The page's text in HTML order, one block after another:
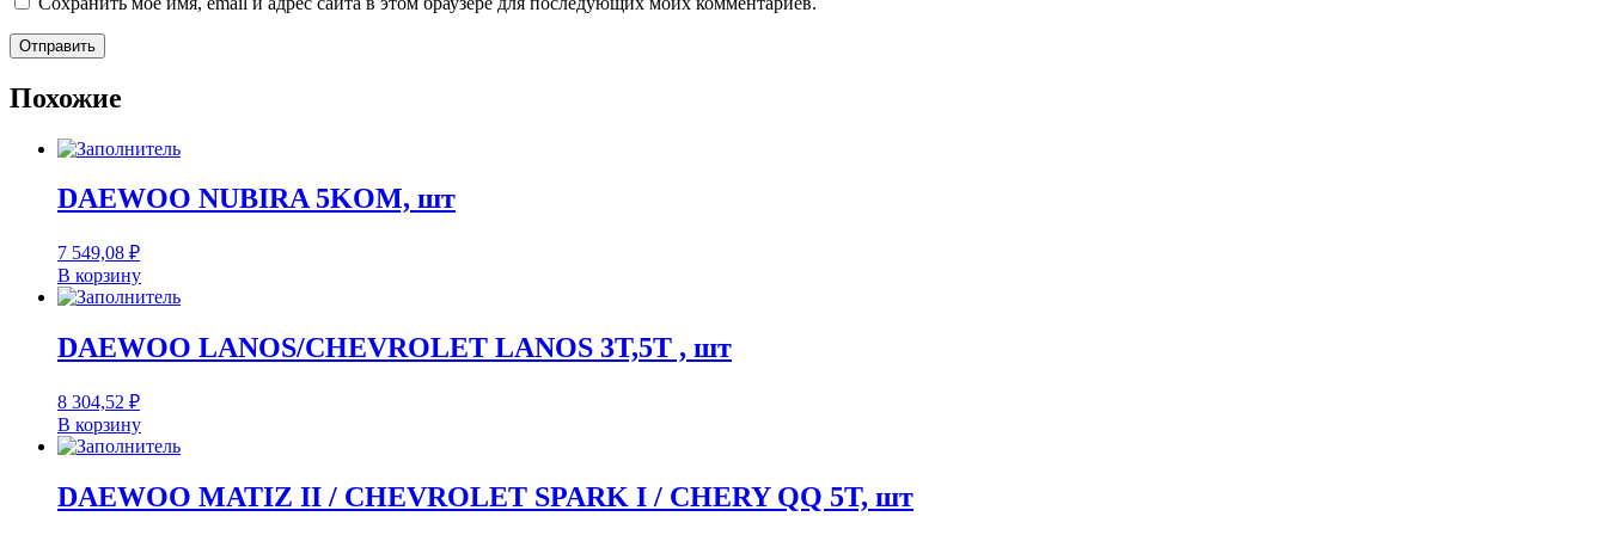
Похожие
DAEWOO NUBIRA 5KOM, шт
7 549,08 ₽
В корзину
DAEWOO LANOS/CHEVROLET LANOS 3T,5T , шт
8 304,52 ₽
В корзину
DAEWOO MATIZ II / CHEVROLET SPARK I / CHERY QQ 5T, шт